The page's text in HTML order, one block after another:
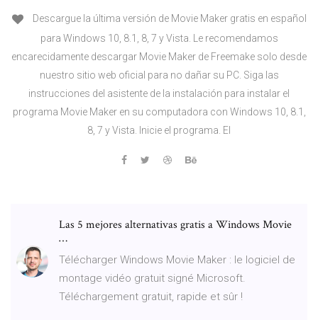
Descargue la última versión de Movie Maker gratis en español
para Windows 10, 8.1, 8, 7 y Vista. Le recomendamos
encarecidamente descargar Movie Maker de Freemake solo desde
nuestro sitio web oficial para no dañar su PC. Siga las
instrucciones del asistente de la instalación para instalar el
programa Movie Maker en su computadora con Windows 10, 8.1,
8, 7 y Vista. Inicie el programa. El
Las 5 mejores alternativas gratis a Windows Movie
…
Télécharger Windows Movie Maker : le logiciel de
montage vidéo gratuit signé Microsoft.
Téléchargement gratuit, rapide et sûr !